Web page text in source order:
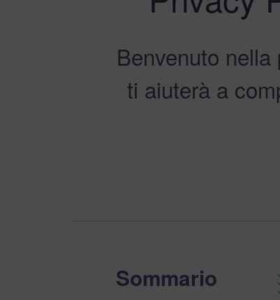
Benvenuto
ti aiuterà a
Sommario